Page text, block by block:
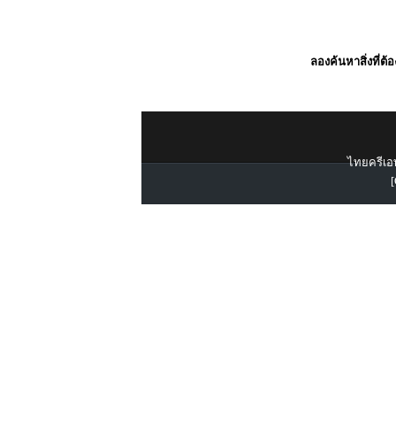
ลองค้นหาสิ่งที่ต้อ
ไทยครีเอ
[